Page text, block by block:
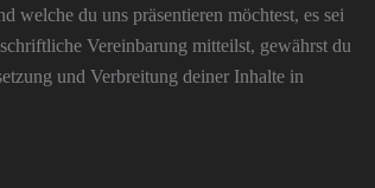
welche du uns präsentieren möchtest, es sei
Vereinbarung mitteilst, gewährst du
und Verbreitung deiner Inhalte in